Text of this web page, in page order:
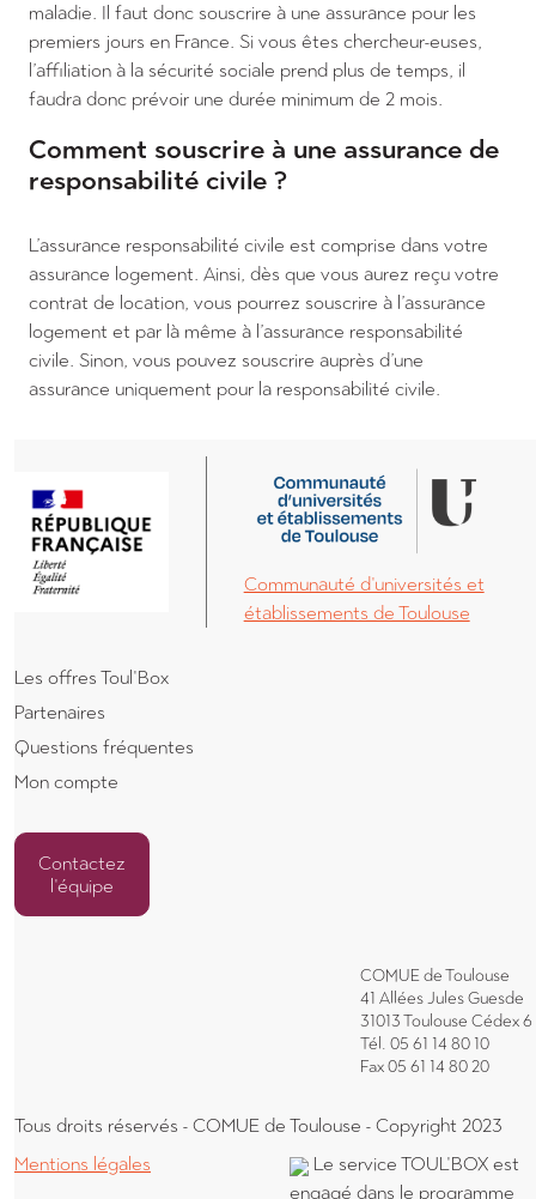
maladie. Il faut donc souscrire à une assurance pour les
premiers jours en France. Si vous êtes chercheur-euses,
l’affiliation à la sécurité sociale prend plus de temps, il
faudra donc prévoir une durée minimum de 2 mois.
Comment souscrire à une assurance de
responsabilité civile ?
L’assurance responsabilité civile est comprise dans votre
assurance logement. Ainsi, dès que vous aurez reçu votre
contrat de location, vous pourrez souscrire à l’assurance
logement et par là même à l’assurance responsabilité
civile. Sinon, vous pouvez souscrire auprès d’une
assurance uniquement pour la responsabilité civile.
Première image
Deuxième lien
Communauté d'universités et
établissements de Toulouse
Premier lien
Les offres Toul'Box
Deuxième lien
Partenaires
Troisième lien
Questions fréquentes
Quatrième lien
Mon compte
Body
Contactez
l'équipe
Body
COMUE de Toulouse
41 Allées Jules Guesde
31013 Toulouse Cédex 6
Tél. 05 61 14 80 10
Fax 05 61 14 80 20
Body
Tous droits réservés - COMUE de Toulouse - Copyright 2023
Body
Mentions légales
Le service TOUL'BOX est
engagé dans le programme